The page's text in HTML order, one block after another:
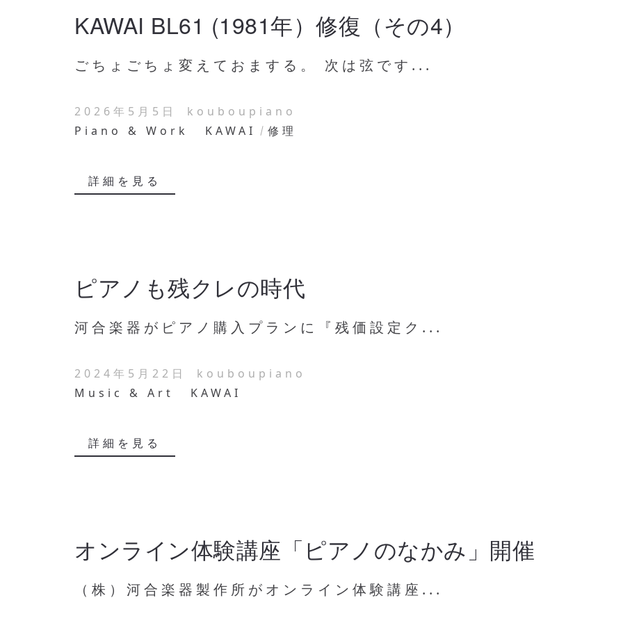
KAWAI BL61 (1981年）修復（その4）
ごちょごちょ変えておまする。 次は弦です...
2026年5月5日
kouboupiano
Piano & Work
KAWAI 修理
詳細を見る
ピアノも残クレの時代
河合楽器がピアノ購入プランに『残価設定ク...
2024年5月22日
kouboupiano
Music & Art
KAWAI
詳細を見る
オンライン体験講座「ピアノのなかみ」開催
（株）河合楽器製作所がオンライン体験講座...